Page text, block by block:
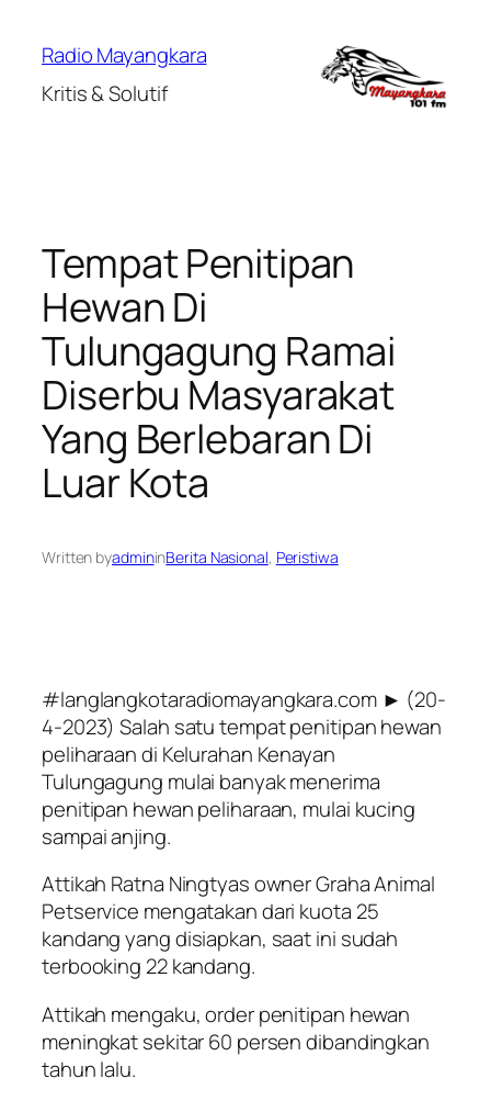
Radio Mayangkara
Kritis & Solutif
Tempat Penitipan
Hewan Di
Tulungagung Ramai
Diserbu Masyarakat
Yang Berlebaran Di
Luar Kota
Written byadmininBerita Nasional, Peristiwa
#langlangkotaradiomayangkara.com ► (20-
4-2023) Salah satu tempat penitipan hewan
peliharaan di Kelurahan Kenayan
Tulungagung mulai banyak menerima
penitipan hewan peliharaan, mulai kucing
sampai anjing.
Attikah Ratna Ningtyas owner Graha Animal
Petservice mengatakan dari kuota 25
kandang yang disiapkan, saat ini sudah
terbooking 22 kandang.
Attikah mengaku, order penitipan hewan
meningkat sekitar 60 persen dibandingkan
tahun lalu.